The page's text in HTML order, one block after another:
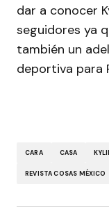
dar a conocer
seguidores ya
también un
deportiva para
CARA CASA
REVISTA COSAS MÉXICO